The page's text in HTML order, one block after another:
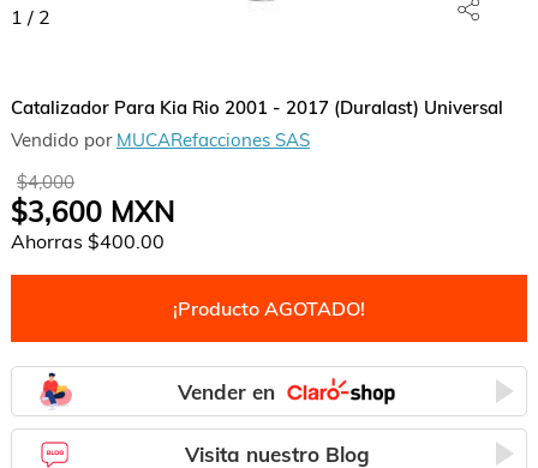
1 / 2
Catalizador Para Kia Rio 2001 - 2017 (Duralast) Universal
Vendido por MUCARefacciones SAS
$4,000
$3,600MXN
Ahorras $400.00
¡Producto AGOTADO!
Vender en
Visita nuestro Blog